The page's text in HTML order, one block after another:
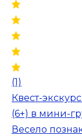
(1)
Квест-
(6+) в мини-
Весело